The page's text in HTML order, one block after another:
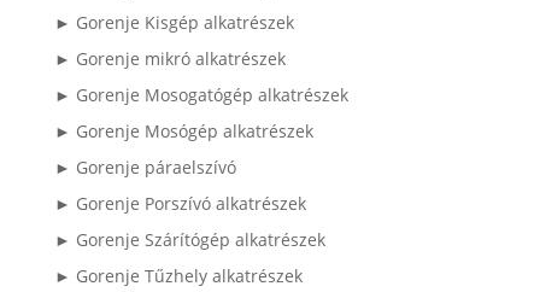
► Gorenje Kisgép alkatrészek
► Gorenje mikró alkatrészek
► Gorenje Mosogatógép alkatrészek
► Gorenje Mosógép alkatrészek
► Gorenje páraelszívó
► Gorenje Porszívó alkatrészek
► Gorenje Szárítógép alkatrészek
► Gorenje Tűzhely alkatrészek